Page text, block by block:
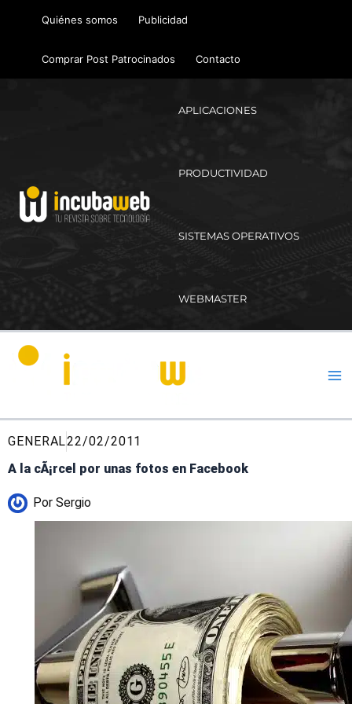
Quiénes somos Publicidad
Comprar Post Patrocinados Contacto
APLICACIONES
PRODUCTIVIDAD
SISTEMAS OPERATIVOS
WEBMASTER
GENERAL22/02/2011
A la cÃ¡rcel por unas fotos en Facebook
Por Sergio